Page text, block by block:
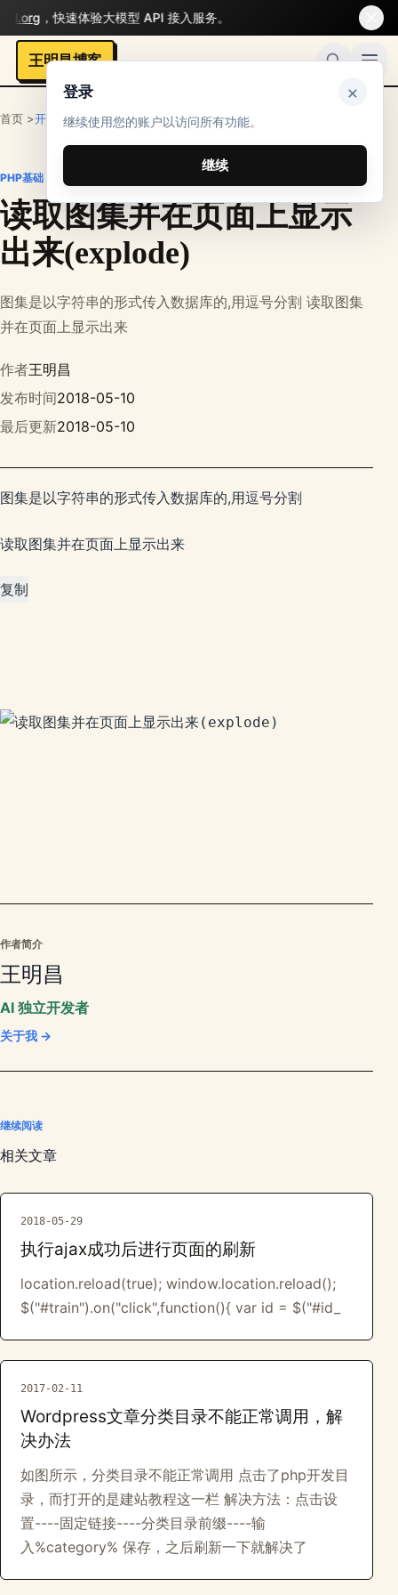
登录 ×
继续使用您的账户以访问所有功能。
继续
，快速体验大模型 API 接入服务。
王明昌博客
首页 >开发者>PHP笔记>PHP基础
PHP基础
读取图集并在页面上显示
出来(explode)
图集是以字符串的形式传入数据库的,用逗号分割 读取图集
并在页面上显示出来
作者王明昌
发布时间2018-05-10
最后更新2018-05-10
图集是以字符串的形式传入数据库的,用逗号分割
读取图集并在页面上显示出来
复制
作者简介
王明昌
AI 独立开发者
关于我 →
继续阅读
相关文章
2018-05-29
执行ajax成功后进行页面的刷新
location.reload(true); window.location.reload();
$("#train").on("click",function(){ var id = $("#id_
2017-02-11
Wordpress文章分类目录不能正常调用，解
决办法
如图所示，分类目录不能正常调用 点击了php开发目
录，而打开的是建站教程这一栏 解决方法：点击设
置----固定链接----分类目录前缀----输
入%category% 保存，之后刷新一下就解决了